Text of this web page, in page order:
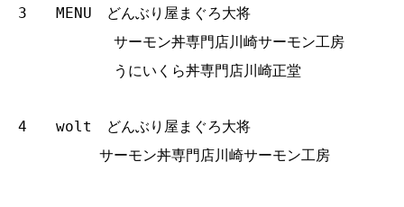
3 MENU どんぶり屋まぐろ大将
サーモン丼専門店川崎サーモン工房
うにいくら丼専門店川崎正堂
4 wolt どんぶり屋まぐろ大将
サーモン丼専門店川崎サーモン工房